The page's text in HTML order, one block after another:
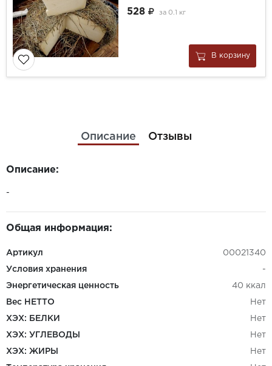
528
за 0.1 кг
В корзину
Описание Отзывы
Описание:
-
Общая информация:
Артикул 00021340
Условия хранения -
Энергетическая ценность 40 ккал
Вес НЕТТО Нет
ХЭХ: БЕЛКИ Нет
ХЭХ: УГЛЕВОДЫ Нет
ХЭХ: ЖИРЫ Нет